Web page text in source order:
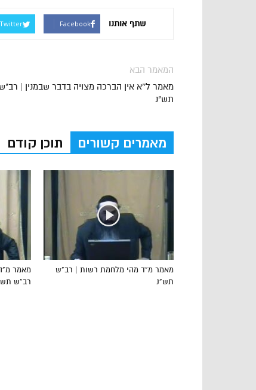
שתף אותנו Facebook
Twitter
המאמר הבא
מאמר ל''א אין הברכה מצויה בדבר שבמנין | רב"ש
תש"נ
מאמרים קשורים תוכן קודם
מאמר
רב”ש
מאמר מ”ד מהי מלחמת רשות | רב”ש
תש”נ